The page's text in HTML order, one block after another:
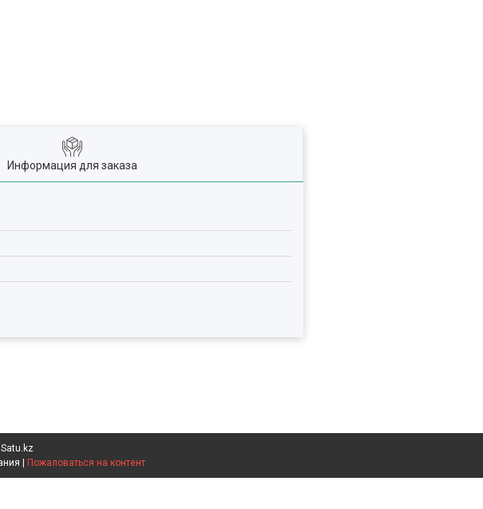
Информация для заказа
Satu.kz
Пожаловаться на контент